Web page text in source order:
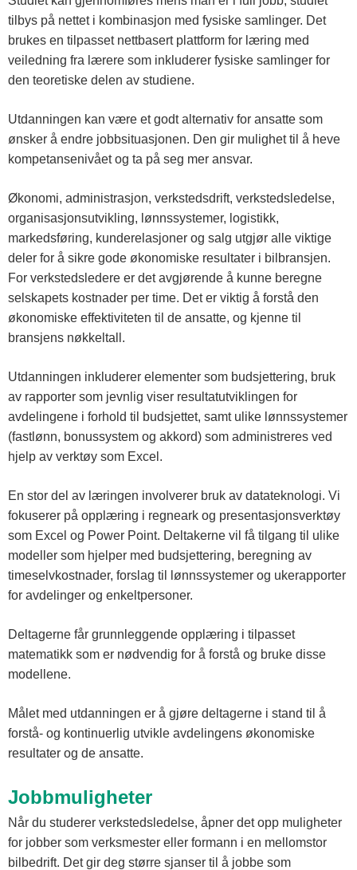
tilbys på nettet i kombinasjon med fysiske samlinger. Det
brukes en tilpasset nettbasert plattform for læring med
veiledning fra lærere som inkluderer fysiske samlinger for
den teoretiske delen av studiene.
Utdanningen kan være et godt alternativ for ansatte som
ønsker å endre jobbsituasjonen. Den gir mulighet til å heve
kompetansenivået og ta på seg mer ansvar.
Økonomi, administrasjon, verkstedsdrift, verkstedsledelse,
organisasjonsutvikling, lønnssystemer, logistikk,
markedsføring, kunderelasjoner og salg utgjør alle viktige
deler for å sikre gode økonomiske resultater i bilbransjen.
For verkstedsledere er det avgjørende å kunne beregne
selskapets kostnader per time. Det er viktig å forstå den
økonomiske effektiviteten til de ansatte, og kjenne til
bransjens nøkkeltall.
Utdanningen inkluderer elementer som budsjettering, bruk
av rapporter som jevnlig viser resultatutviklingen for
avdelingene i forhold til budsjettet, samt ulike lønnssystemer
(fastlønn, bonussystem og akkord) som administreres ved
hjelp av verktøy som Excel.
En stor del av læringen involverer bruk av datateknologi. Vi
fokuserer på opplæring i regneark og presentasjonsverktøy
som Excel og Power Point. Deltakerne vil få tilgang til ulike
modeller som hjelper med budsjettering, beregning av
timeselvkostnader, forslag til lønnssystemer og ukerapporter
for avdelinger og enkeltpersoner.
Deltagerne får grunnleggende opplæring i tilpasset
matematikk som er nødvendig for å forstå og bruke disse
modellene.
Målet med utdanningen er å gjøre deltagerne i stand til å
forstå- og kontinuerlig utvikle avdelingens økonomiske
resultater og de ansatte.
Jobbmuligheter
Når du studerer verkstedsledelse, åpner det opp muligheter
for jobber som verksmester eller formann i en mellomstor
bilbedrift. Det gir deg større sjanser til å jobbe som